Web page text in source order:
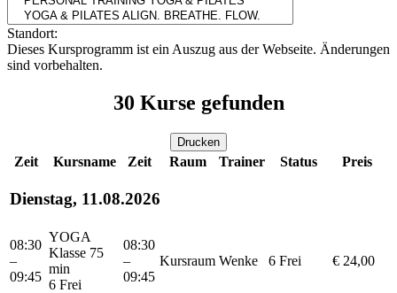
Standort:
Dieses Kursprogramm ist ein Auszug aus der Webseite. Änderungen
sind vorbehalten.
30 Kurse gefunden
Drucken
Zeit Kursname Zeit Raum Trainer Status Preis
Dienstag, 11.08.2026
08:30
–
09:45
YOGA
Klasse 75
min
6 Frei
08:30
–
09:45
Kursraum Wenke 6 Frei € 24,00